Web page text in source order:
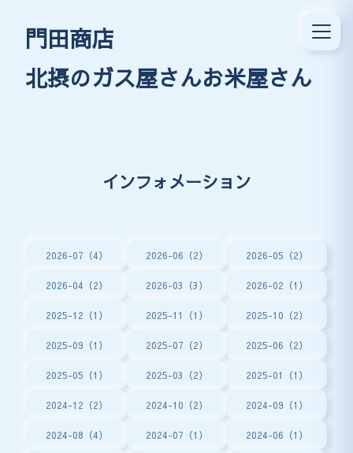
門田商店
北摂のガス屋さんお米屋さん
インフォメーション
2026-07（4） 2026-06（2） 2026-05（2）
2026-04（2） 2026-03（3） 2026-02（1）
2025-12（1） 2025-11（1） 2025-10（2）
2025-09（1） 2025-07（2） 2025-06（2）
2025-05（1） 2025-03（2） 2025-01（1）
2024-12（2） 2024-10（2） 2024-09（1）
2024-08（4） 2024-07（1） 2024-06（1）